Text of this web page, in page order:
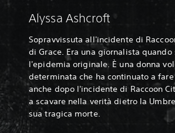
Alyssa Ashcroft
Sopravvissuta all'incidente di
di Grace. Era una giornalista
l'epidemia originale. È una donna
determinata che ha continuato a
anche dopo l'incidente di Raccoon
a scavare nella verità dietro la
sua tragica morte.